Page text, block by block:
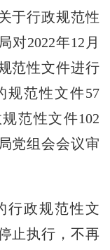
于行政规范性
对2022年12 月
范性文件进行
规范性文件57
范性文件102
党组会会议审
行政规范性文
止执行，不再